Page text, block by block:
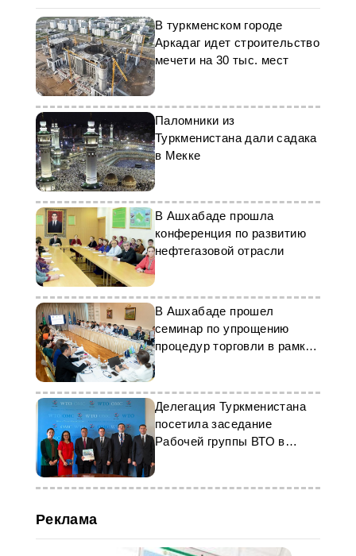
В туркменском городе
Аркадаг идет строительство
мечети на 30 тыс. мест
Паломники из
Туркменистана дали садака
в Мекке
В Ашхабаде прошла
конференция по развитию
нефтегазовой отрасли
В Ашхабаде прошел
семинар по упрощению
процедур торговли в рамках
Соглашения ВТО
Делегация Туркменистана
посетила заседание
Рабочей группы ВТО в
Реклама